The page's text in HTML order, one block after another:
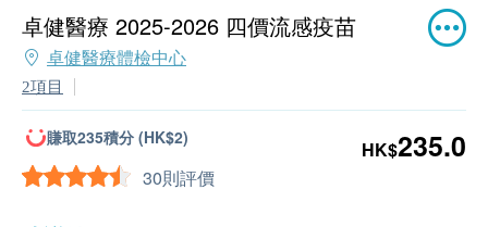
卓健醫療 2025-2026 四價流感疫苗
卓健醫療體檢中心
2項目
賺取235積分 (HK$2)
30則評價
HK$235.0